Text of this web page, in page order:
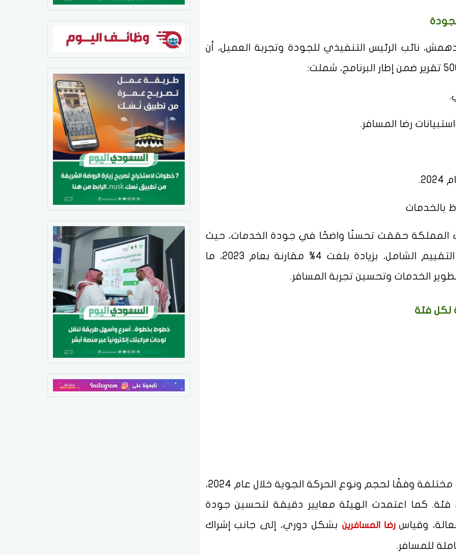
نائب الرئيس التنفيذي للجودة وتجربة العميل، أن
بالخدمات
المملكة حققت تحسنًا واضحًا في جودة الخدمات، حيث
بلغ متوسط الأداء الإجمالي 86% في التقييم الشامل، بزيادة بلغت 4% مقارنة بعام 2023، ما
الخدمات وتحسين تجربة المسافر.
لكل فئة
قسّمت الهيئة المطارات إلى خمس فئات مختلفة وفقًا لحجم ونوع الحركة الجوية خلال عام 2024،
كما اعتمدت الهيئة معايير دقيقة لتحسين جودة
وقياسرضا المسافرينبشكل دوري، إلى جانب إشراك
للمسافر.